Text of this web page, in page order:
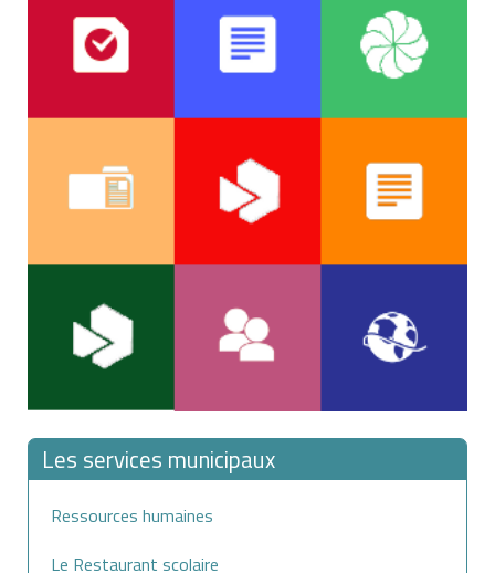
Les services municipaux
Ressources humaines
Le Restaurant scolaire